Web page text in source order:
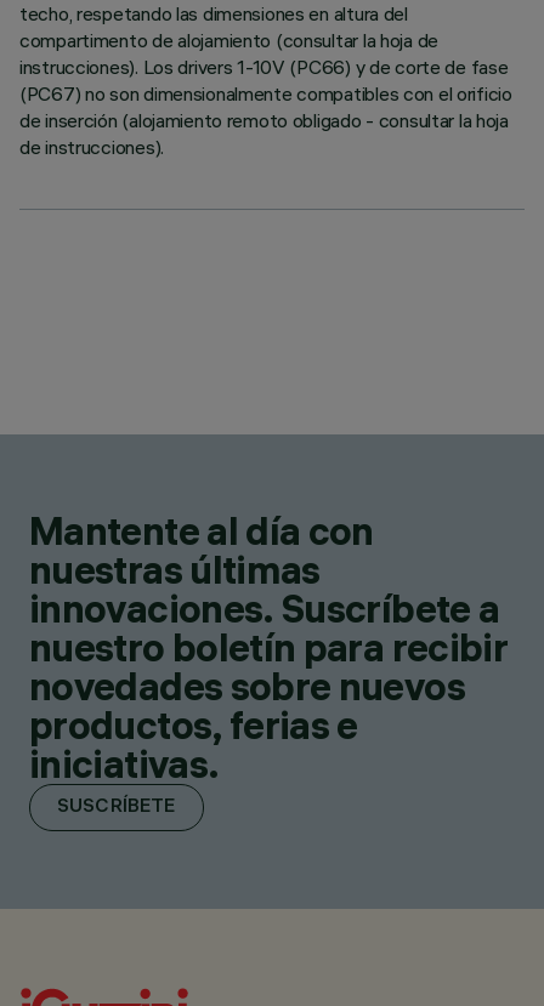
techo, respetando las dimensiones en altura del
compartimento de alojamiento (consultar la hoja de
instrucciones). Los drivers 1-10V (PC66) y de corte de fase
(PC67) no son dimensionalmente compatibles con el orificio
de inserción (alojamiento remoto obligado - consultar la hoja
de instrucciones).
Mantente al día con
nuestras últimas
innovaciones. Suscríbete a
nuestro boletín para recibir
novedades sobre nuevos
productos, ferias e
iniciativas.
SUSCRÍBETE